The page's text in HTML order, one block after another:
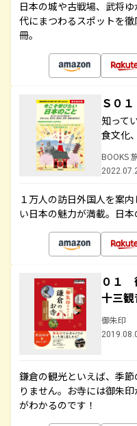
日本の城や古戦場、武将
代にまつわるスポットを
冊。
Ｓ０
知って
食文化
BOOKS
１万人の訪日外国人を案
い日本の魅力が満載。日
０１
十三
御朱印
鎌倉の観光といえば、季
りません。お寺には御朱
がわかるのです！